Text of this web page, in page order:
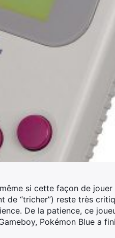
si cette façon de
“tricher”) reste très
De la patience, ce
Pokémon Blue a